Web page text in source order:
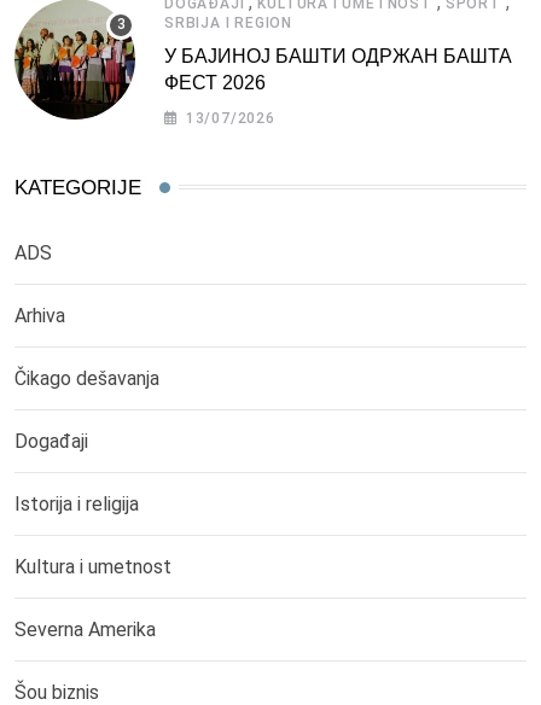
DOGAĐAJI KULTURA I UMETNOST SPORT
SRBIJA I REGION
У БАЈИНОЈ БАШТИ ОДРЖАН БАШТА
ФЕСТ 2026
13/07/2026
KATEGORIJE
ADS
Arhiva
Čikago dešavanja
Događaji
Istorija i religija
Kultura i umetnost
Severna Amerika
Šou biznis